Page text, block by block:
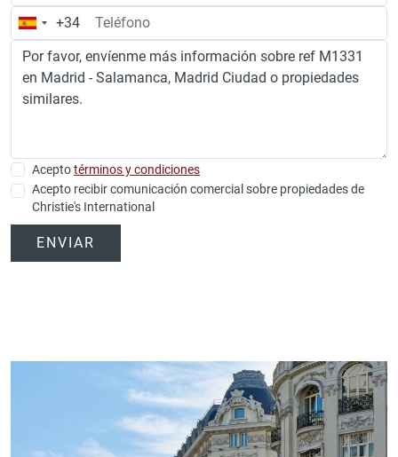
España
+34
+34
Aceptotérminos y condiciones
Acepto recibir comunicación comercial sobre propiedades de
Christie's International
ENVIAR